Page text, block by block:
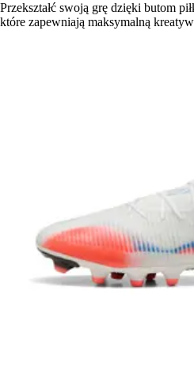
Przekształć swoją grę dzięki butom
które zapewniają maksymalną